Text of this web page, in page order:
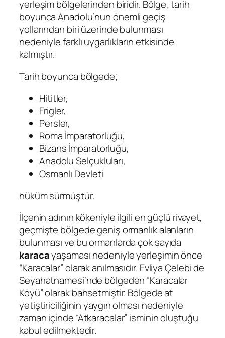
yerleşim bölgelerinden biridir. Bölge, tarih
boyunca Anadolu’nun önemli geçiş
yollarından biri üzerinde bulunması
nedeniyle farklı uygarlıkların etkisinde
kalmıştır.
Tarih boyunca bölgede;
Hititler,
Frigler,
Persler,
Roma İmparatorluğu,
Bizans İmparatorluğu,
Anadolu Selçukluları,
Osmanlı Devleti
hüküm sürmüştür.
İlçenin adının kökeniyle ilgili en güçlü rivayet,
geçmişte bölgede geniş ormanlık alanların
bulunması ve bu ormanlarda çok sayıda
karacayaşaması nedeniyle yerleşimin önce
“Karacalar” olarak anılmasıdır. Evliya Çelebi de
Seyahatnamesi’nde bölgeden “Karacalar
Köyü” olarak bahsetmiştir. Bölgede at
yetiştiriciliğinin yaygın olması nedeniyle
zaman içinde “Atkaracalar” isminin oluştuğu
kabul edilmektedir.